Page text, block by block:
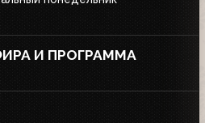
И ПРОГРАММА